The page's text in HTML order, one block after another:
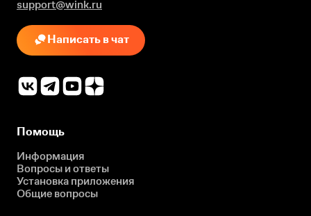
support@wink.ru
Написать в чат
Помощь
Информация
Вопросы и ответы
Установка приложения
Общие вопросы